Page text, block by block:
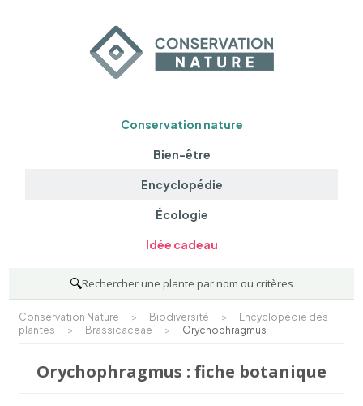
Conservation nature
Bien-être
Encyclopédie
Écologie
Idée cadeau
🔍Rechercher une plante par nom ou critères
Conservation Nature > Biodiversité >
Encyclopédie des
plantes
> Brassicaceae > Orychophragmus
Orychophragmus : fiche botanique